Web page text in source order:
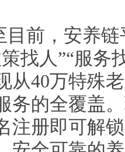
前，安养链
找人”“服务
从40万特殊
务的全覆盖
注册即可解